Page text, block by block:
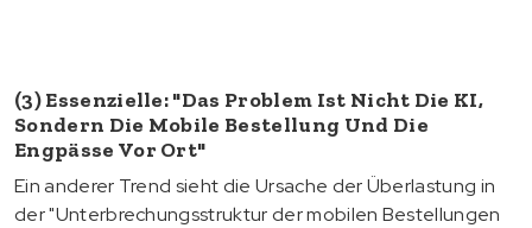
(3) Essenzielle: "Das Problem Ist Nicht Die KI,
Sondern Die Mobile Bestellung Und Die
Engpässe Vor Ort"
Ein anderer Trend sieht die Ursache der Überlastung in
der "Unterbrechungsstruktur der mobilen Bestellungen